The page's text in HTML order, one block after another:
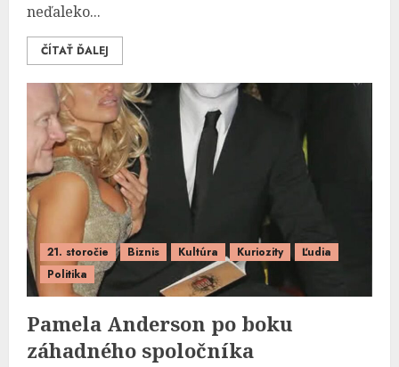
neďaleko...
ČÍTAŤ ĎALEJ
21. storočie Biznis Kultúra Kuriozity
Ľudia
Politika
Pamela Anderson po boku
záhadného spoločníka